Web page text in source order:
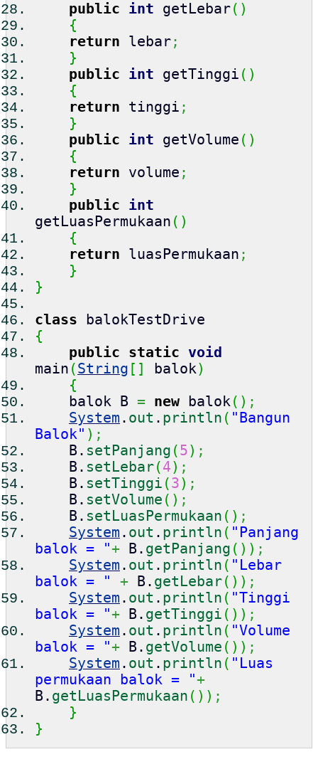
public
int getLebar( )
{
return lebar;
}
public
int getTinggi ( )
{
return tinggi ;
}
public
int getVolume ( )
{
return volume ;
}
public
int
getLuasPermukaan ( )
{
return luasPermukaan ;
}
}
class balokTestDrive
{
public
static
void
main (String [ ] balok)
{
balok B = new balok( ) ;
System . out . println ( "Bangun
Balok" ) ;
B. setPanjang (5) ;
B. setLebar(4) ;
B. setTinggi (3) ;
B. setVolume ( ) ;
B. setLuasPermukaan ( ) ;
System . out . println ( "Panjang
balok = "+ B. getPanjang ( ) ) ;
System . out . println ( "Lebar
balok = "
+ B. getLebar( ) ) ;
System . out . println ( "Tinggi
balok = "+ B. getTinggi ( ) ) ;
System . out . println ( "Volume
balok = "+ B. getVolume ( ) ) ;
System . out . println ( "Luas
permukaan balok = "+
B. getLuasPermukaan ( ) ) ;
}
}